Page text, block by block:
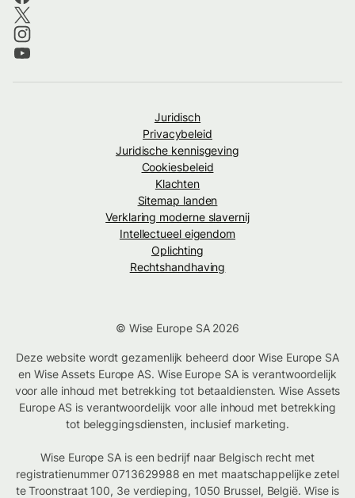
Juridisch
Privacybeleid
Juridische kennisgeving
Cookiesbeleid
Klachten
Sitemap landen
Verklaring moderne slavernij
Intellectueel eigendom
Oplichting
Rechtshandhaving
© Wise Europe SA 2026
Deze website wordt gezamenlijk beheerd door Wise Europe SA
en Wise Assets Europe AS. Wise Europe SA is verantwoordelijk
voor alle inhoud met betrekking tot betaaldiensten. Wise Assets
Europe AS is verantwoordelijk voor alle inhoud met betrekking
tot beleggingsdiensten, inclusief marketing.
Wise Europe SA is een bedrijf naar Belgisch recht met
registratienummer 0713629988 en met maatschappelijke zetel
te Troonstraat 100, 3e verdieping, 1050 Brussel, België. Wise is